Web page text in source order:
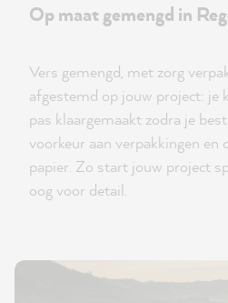
Op maat gemengd in
Vers gemengd, met zorg
afgestemd op jouw project: je
pas klaargemaakt zodra je
voorkeur aan verpakkingen en
papier. Zo start jouw project
oog voor detail.